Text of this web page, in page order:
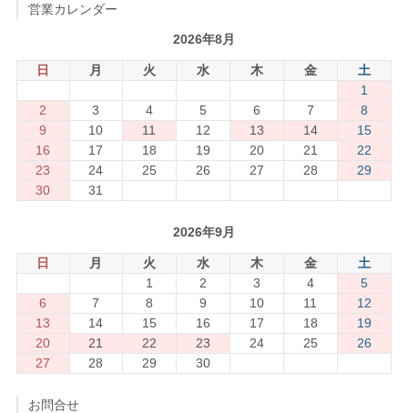
営業カレンダー
2026年8月
日 月 火 水 木 金
土
1
2
3 4 5 6 7
8
9
10 11 12 13 14
15
16
17 18 19 20 21
22
23
24 25 26 27 28
29
30
31
2026年9月
日 月 火 水 木 金
土
1
2 3 4
5
6
7 8 9 10 11
12
13
14 15 16 17 18
19
20
21 22 23 24 25
26
27
28 29 30
お問合せ